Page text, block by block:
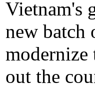
Vietnam's
new batch
modernize
out the